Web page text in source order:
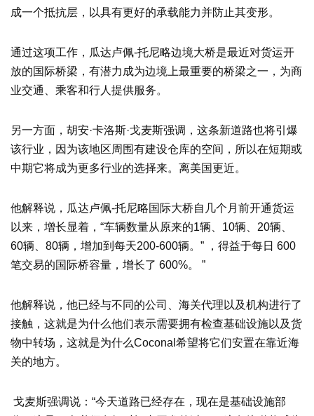
成一个抵抗层，以具有更好的承载能力并防止其变形。
通过这项工作，瓜达卢佩-托尼略边境大桥是最近对货运开
放的国际桥梁，有潜力成为边境上最重要的桥梁之一，为商
业交通、乘客和行人提供服务。
另一方面，胡安·卡洛斯·戈麦斯强调，这条新道路也将引爆
该行业，因为该地区周围有建设仓库的空间，所以在短期或
中期它将成为更多行业的选择来。离美国更近。
他解释说，瓜达卢佩-托尼略国际大桥自几个月前开通货运
以来，增长显着，“车辆数量从原来的1辆、10辆、20辆、
60辆、80辆，增加到每天200-600辆。” ，得益于每日 600
笔交易的国际桥容量，增长了 600%。 ”
他解释说，他已经与不同的公司、海关代理以及机构进行了
接触，这就是为什么他们表示需要拥有检查基础设施以及货
物中转场，这就是为什么Coconal希望将它们安置在靠近海
关的地方。
戈麦斯强调说：“今天道路已经存在，现在是基础设施部